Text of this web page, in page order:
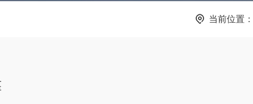
当前位置：